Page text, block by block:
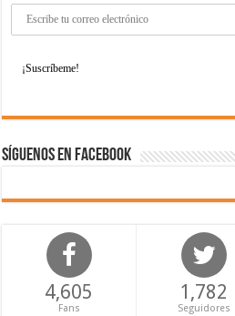
Síguenos en Facebook
4,605
Fans
1,782
Seguidores